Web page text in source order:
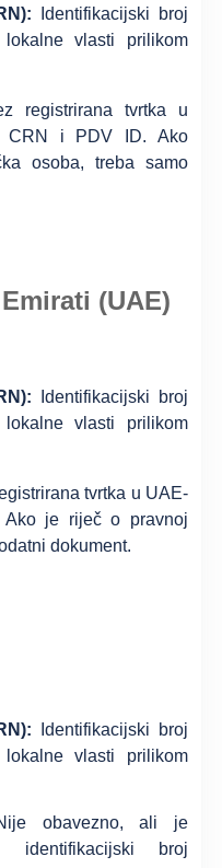
Identifikacijski broj
vlasti prilikom
registrirana tvrtka u
CRN i PDV ID. Ako
osoba, treba samo
(UAE)
Identifikacijski broj
vlasti prilikom
tvrtka u UAE-
Ako je riječ o pravnoj
dokument.
Identifikacijski broj
vlasti prilikom
obavezno, ali je
identifikacijski broj